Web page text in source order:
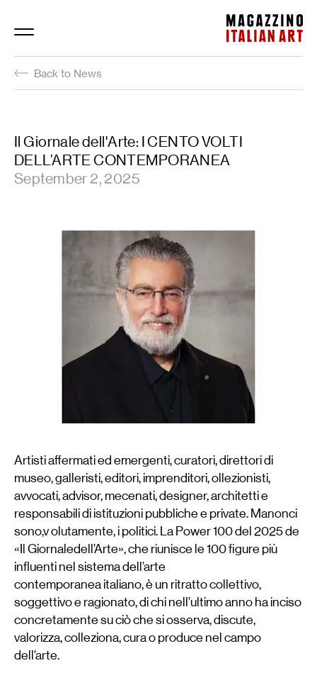
Magazzino Italian Art
Back to News
Il Giornale dell'Arte: I CENTO VOLTI
DELL’ARTE CONTEMPORANEA
September 2, 2025
Artisti affermati ed emergenti, curatori, direttori di
museo, galleristi, editori, imprenditori, ollezionisti,
avvocati, advisor, mecenati, designer, architetti e
responsabili di istituzioni pubbliche e private. Manonci
sono,v olutamente, i politici. La Power 100 del 2025 de
«Il Giornaledell’Arte», che riunisce le 100 figure più
influenti nel sistema dell’arte
contemporanea italiano, è un ritratto collettivo,
soggettivo e ragionato, di chi nell’ultimo anno ha inciso
concretamente su ciò che si osserva, discute,
valorizza, colleziona, cura o produce nel campo
dell’arte.